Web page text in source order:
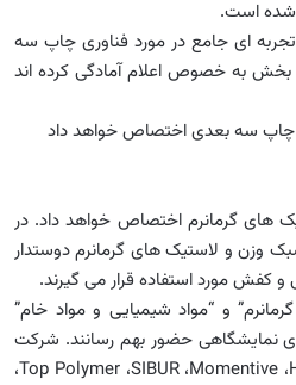
0/4” یکدیگر را کامل کرده و تجربه ای جامع در مورد فناوری چاپ سه
بخش به خصوص اعلام آمادگی کرده اند
چاپ سه بعدی اختصاص خواهد داد
های گرمانرم اختصاص خواهد داد. در
وزن و لاستیک های گرمانرم دوستدار
کفش مورد استفاده قرار می گیرند.
و “مواد شیمیایی و مواد خام”
در این فضای نمایشگاهی حضور بهم رسانند. شرکت
، Momentive،SIBUR،Top Polymer،